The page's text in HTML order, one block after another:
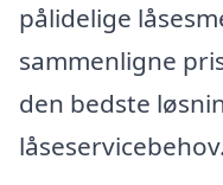
pålidelige
sammenligne
den bedste
låseservicebehov.